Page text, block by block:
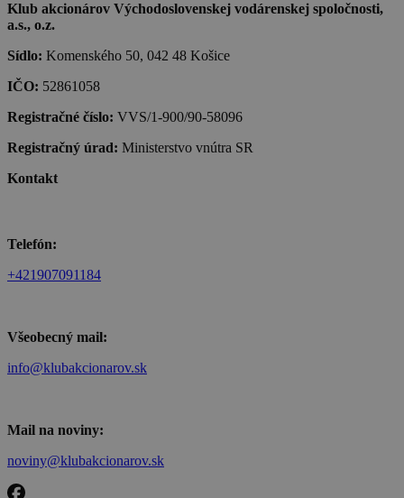
Klub akcionárov Východoslovenskej vodárenskej spoločnosti,
a.s., o.z.
Sídlo: Komenského 50, 042 48 Košice
IČO: 52861058
Registračné číslo: VVS/1-900/90-58096
Registračný úrad: Ministerstvo vnútra SR
Kontakt
Telefón:
+421907091184
Všeobecný mail:
info@klubakcionarov.sk
Mail na noviny:
noviny@klubakcionarov.sk